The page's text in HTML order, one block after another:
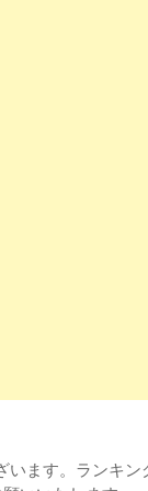
います。ランキ